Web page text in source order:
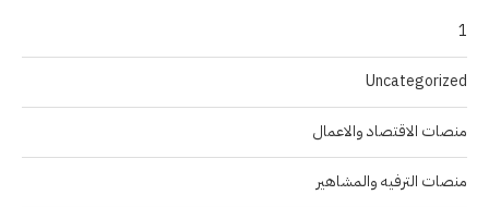
1
Uncategorized
منصات الاقتصاد والاعمال
منصات الترفيه والمشاهير